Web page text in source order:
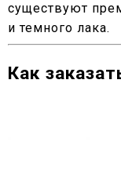
существуют
и темного лака.
Как